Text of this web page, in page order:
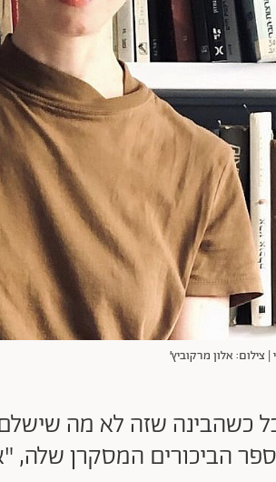
אלון מרקוביץ׳
כשהבינה שזה לא מה
הביכורים המסקרן שלה,